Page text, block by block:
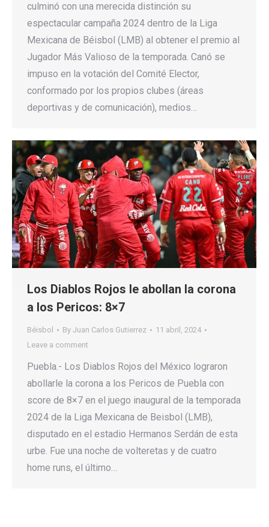
culminó con una merecida distinción su
espectacular campaña 2024 dentro de la Liga
Mexicana de Béisbol (LMB) al obtener el premio al
Jugador Más Valioso de la temporada. Canó se
impuso en la votación del Comité Elector,
conformado por los propios clubes (áreas
deportivas y de comunicación), medios…
Los Diablos Rojos le abollan la corona
a los Pericos: 8×7
Béisbol By Juan Carlos Gutierrez
11 abril, 2024
Leave a comment
Puebla.- Los Diablos Rojos del México lograron
abollarle la corona a los Pericos de Puebla con
score de 8×7 en el juego inaugural de la temporada
2024 de la Liga Mexicana de Beisbol (LMB),
disputado en el estadio Hermanos Serdán de esta
urbe. Fue una noche de volteretas y de cuatro
home runs, el último…